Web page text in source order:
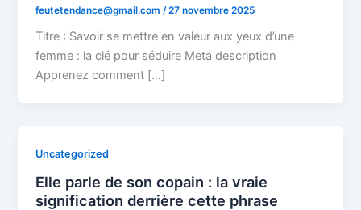
feutetendance@gmail.com /27 novembre 2025
Titre : Savoir se mettre en valeur aux yeux d’une
femme : la clé pour séduire Meta description
Apprenez comment […]
Uncategorized
Elle parle de son copain : la vraie
signification derrière cette phrase